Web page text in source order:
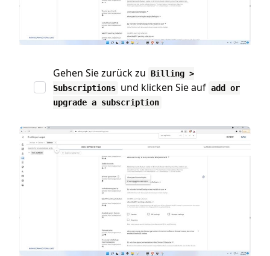
Gehen Sie zurück zu Billing >
Subscriptions und klicken Sie auf add or
upgrade a subscription